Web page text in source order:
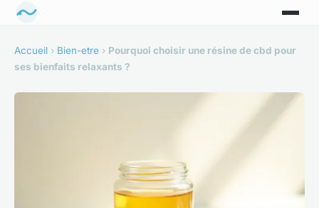
Accueil › Bien-etre › Pourquoi choisir une résine de cbd pour
ses bienfaits relaxants ?